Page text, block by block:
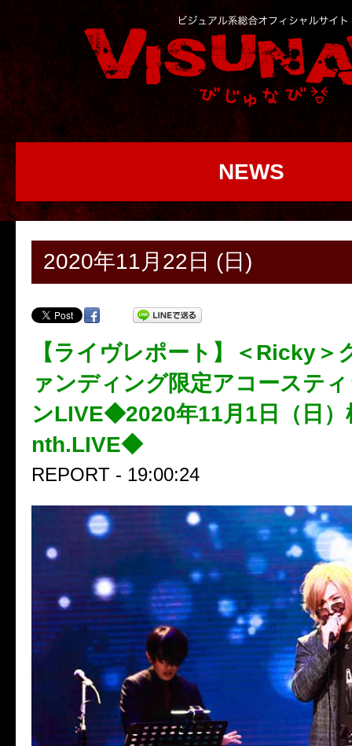
NEWS
2020年11月22日 (日)
【ライヴレポート】＜Ricky＞
ァンディング限定アコーステ
ンLIVE◆2020年11月1日（日）
nth.LIVE◆
REPORT - 19:00:24